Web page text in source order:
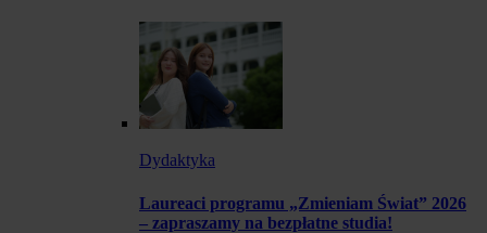
Dydaktyka
Laureaci programu „Zmieniam Świat” 2026
– zapraszamy na bezpłatne studia!